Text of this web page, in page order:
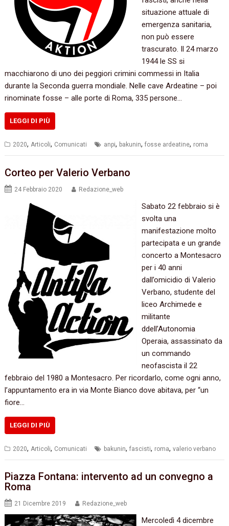
situazione attuale di
emergenza sanitaria,
non può essere
trascurato. Il 24 marzo
1944 le SS si
macchiarono di uno dei peggiori crimini commessi in Italia
durante la Seconda guerra mondiale. Nelle cave Ardeatine – poi
rinominate fosse – alle porte di Roma, 335 persone…
LEGGI DI PIÙ
2020,Articoli, Comunicati anpi, bakunin,fosse ardeatine, roma
Corteo per Valerio Verbano
24 Febbraio 2020 Redazione_web
Sabato 22 febbraio si è
svolta una
manifestazione molto
partecipata e un grande
concerto a Montesacro
per i 40 anni
dall’omicidio di Valerio
Verbano, studente del
liceo Archimede e
militante
ddell’Autonomia
Operaia, assassinato da
un commando
neofascista il 22
febbraio del 1980 a Montesacro. Per ricordarlo, come ogni anno,
l’appuntamento era in via Monte Bianco dove abitava, per “un
fiore…
LEGGI DI PIÙ
2020, Articoli, Comunicati bakunin,fascisti, roma,valerio verbano
Piazza Fontana: intervento ad un convegno a
Roma
21 Dicembre 2019 Redazione_web
Mercoledì 4 dicembre